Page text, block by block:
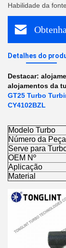
Habilidade da
Detalhes do
Destacar:
alojamentos da
GT25 Turbo
CY4102BZL
Modelo Turbo
Número da
Serve para
OEM Nº
Aplicação
Material